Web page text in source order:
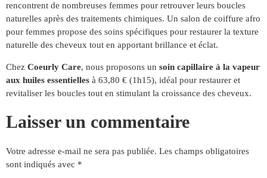
rencontrent de nombreuses femmes pour retrouver leurs boucles
naturelles après des traitements chimiques. Un salon de coiffure afro
pour femmes propose des soins spécifiques pour restaurer la texture
naturelle des cheveux tout en apportant brillance et éclat.
Chez Coeurly Care, nous proposons un soin capillaire à la vapeur
aux huiles essentielles à 63,80 € (1h15), idéal pour restaurer et
revitaliser les boucles tout en stimulant la croissance des cheveux.
Laisser un commentaire
Votre adresse e-mail ne sera pas publiée. Les champs obligatoires
sont indiqués avec *